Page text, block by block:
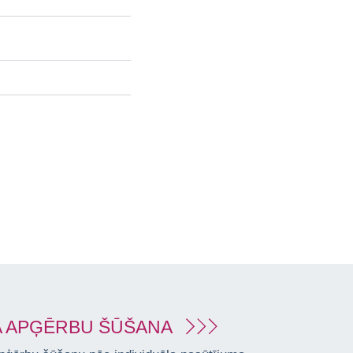
APĢĒRBU ŠŪŠANA